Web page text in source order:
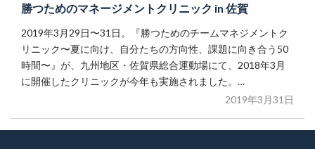
勝つためのマネージメントクリニック in 佐賀
2019年3月29日〜31日。『勝つためのチームマネジメントク
リニック〜夏に向け、自分たちの方向性、課題に向き合う50
時間〜』が、九州地区・佐賀県総合運動場にて、2018年3月
に開催したクリニックが今年も実施されました。…
2019年3月31日